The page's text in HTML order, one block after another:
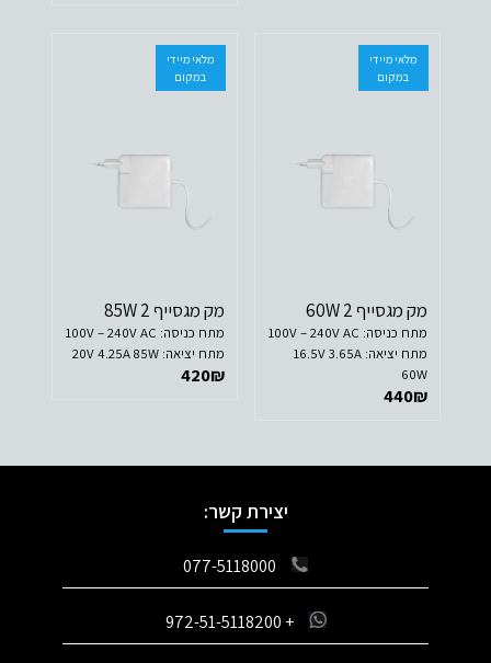
מלאי מיידי
במקום
מק מגסייף 2 60W
מתח כניסה: 100V – 240V AC
מתח יציאה: 16.5V 3.65A
60W
440₪
מלאי מיידי
במקום
מק מגסייף 2 85W
מתח כניסה: 100V – 240V AC
מתח יציאה: 20V 4.25A 85W
420₪
יצירת קשר:
077-5118000
+ 972-51-5118200